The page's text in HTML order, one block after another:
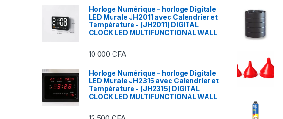
Horloge Numérique - horloge Digitale
LED Murale JH2011 avec Calendrier et
Température - (JH2011) DIGITAL
CLOCK LED MULTIFUNCTIONAL WALL
10 000CFA
Horloge Numérique - horloge Digitale
LED Murale JH2315 avec Calendrier et
Température - (JH2315) DIGITAL
CLOCK LED MULTIFUNCTIONAL WALL